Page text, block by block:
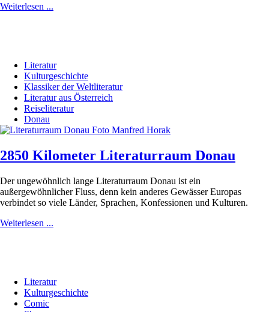
Weiterlesen ...
Literatur
Kulturgeschichte
Klassiker der Weltliteratur
Literatur aus Österreich
Reiseliteratur
Donau
2850 Kilometer Literaturraum Donau
Der ungewöhnlich lange Literaturraum Donau ist ein
außergewöhnlicher Fluss, denn kein anderes Gewässer Europas
verbindet so viele Länder, Sprachen, Konfessionen und Kulturen.
Weiterlesen ...
Literatur
Kulturgeschichte
Comic